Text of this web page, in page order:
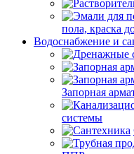
пола, краска
Водоснабжение и
Запорная
системы